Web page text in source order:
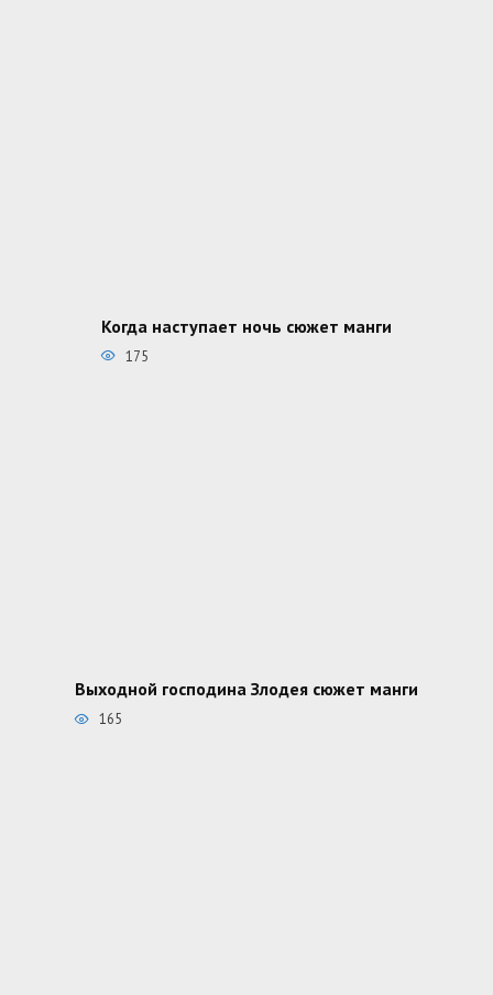
Когда наступает ночь сюжет манги
175
Выходной господина Злодея сюжет манги
165